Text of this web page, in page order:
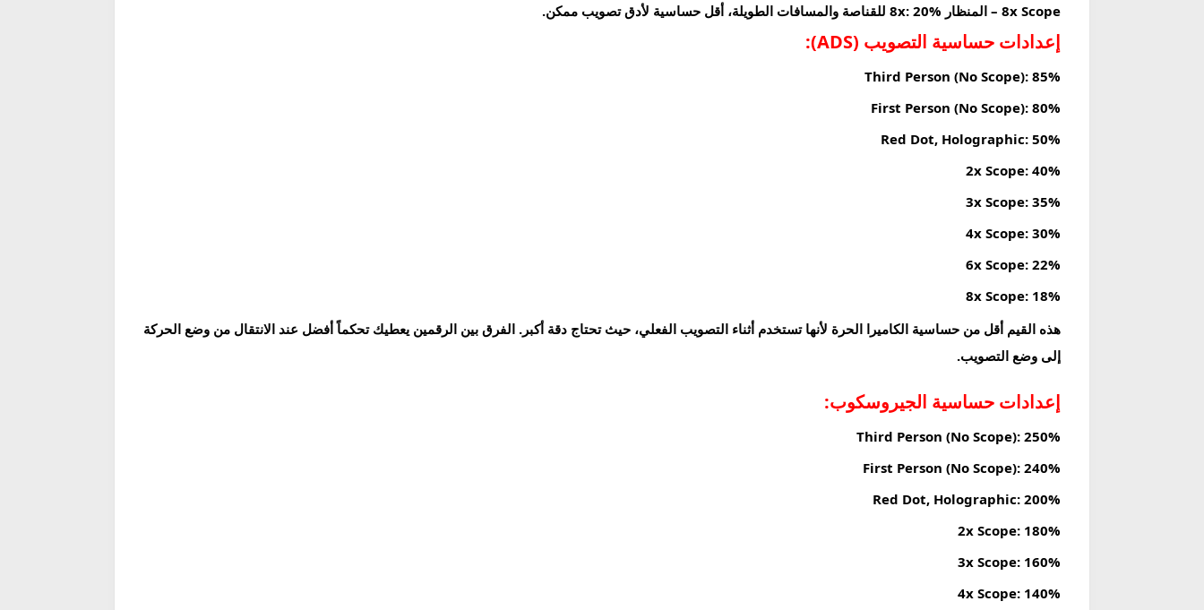
8x Scope – المنظار 8x:
20% للقناصة والمسافات الطويلة، أقل حساسية لأدق تصويب ممكن.
إعدادات حساسية التصويب (ADS):
Third Person (No Scope): 85%
First Person (No Scope): 80%
Red Dot, Holographic: 50%
2x Scope: 40%
3x Scope: 35%
4x Scope: 30%
6x Scope: 22%
8x Scope: 18%
هذه القيم أقل من حساسية الكاميرا الحرة لأنها تستخدم أثناء التصويب الفعلي، حيث تحتاج دقة أكبر. الفرق بين الرقمين يعطيك تحكماً أفضل عند الانتقال من وضع الحركة
إلى وضع التصويب.
إعدادات حساسية الجيروسكوب:
Third Person (No Scope): 250%
First Person (No Scope): 240%
Red Dot, Holographic: 200%
2x Scope: 180%
3x Scope: 160%
4x Scope: 140%